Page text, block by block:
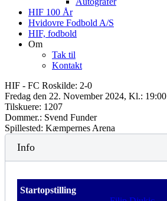
HIF 100 År
Hvidovre Fodbold A/S
HIF, fodbold
Om
Tak til
Kontakt
HIF - FC Roskilde: 2-0
Fredag den 22. November 2024, Kl.: 19:00
Tilskuere: 1207
Dommer.: Svend Funder
Spillested: Kæmpernes Arena
Info
Startopstilling